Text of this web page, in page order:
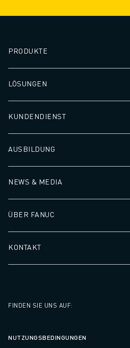
PRODUKTE
LÖSUNGEN
KUNDENDIENST
AUSBILDUNG
NEWS & MEDIA
ÜBER FANUC
KONTAKT
FINDEN SIE UNS AUF:
NUTZUNGSBEDINGUNGEN